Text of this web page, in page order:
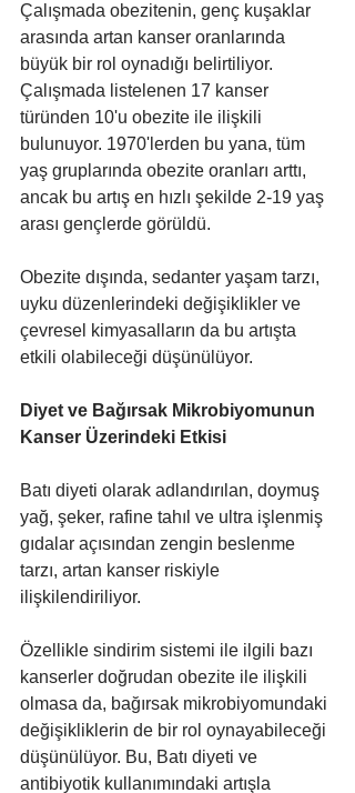
Çalışmada obezitenin, genç kuşaklar
arasında artan kanser oranlarında
büyük bir rol oynadığı belirtiliyor.
Çalışmada listelenen 17 kanser
türünden 10'u obezite ile ilişkili
bulunuyor. 1970'lerden bu yana, tüm
yaş gruplarında obezite oranları arttı,
ancak bu artış en hızlı şekilde 2-19 yaş
arası gençlerde görüldü.
Obezite dışında, sedanter yaşam tarzı,
uyku düzenlerindeki değişiklikler ve
çevresel kimyasalların da bu artışta
etkili olabileceği düşünülüyor.
Diyet ve Bağırsak Mikrobiyomunun
Kanser Üzerindeki Etkisi
Batı diyeti olarak adlandırılan, doymuş
yağ, şeker, rafine tahıl ve ultra işlenmiş
gıdalar açısından zengin beslenme
tarzı, artan kanser riskiyle
ilişkilendiriliyor.
Özellikle sindirim sistemi ile ilgili bazı
kanserler doğrudan obezite ile ilişkili
olmasa da, bağırsak mikrobiyomundaki
değişikliklerin de bir rol oynayabileceği
düşünülüyor. Bu, Batı diyeti ve
antibiyotik kullanımındaki artışla